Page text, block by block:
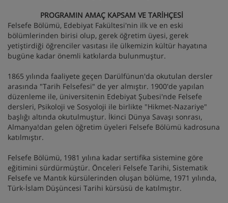
PROGRAMIN AMAÇ KAPSAM VE TARİHÇESİ
Felsefe Bölümü, Edebiyat Fakültesi'nin ilk ve en eski
bölümlerinden birisi olup, gerek öğretim üyesi, gerek
yetiştirdiği öğrenciler vasıtası ile ülkemizin kültür hayatına
bugüne kadar önemli katkılarda bulunmuştur.
1865 yılında faaliyete geçen Darülfünun'da okutulan dersler
arasında "Tarih Felsefesi" de yer almıştır. 1900'de yapılan
düzenleme ile, üniversitenin Edebiyat Şubesi'nde Felsefe
dersleri, Psikoloji ve Sosyoloji ile birlikte "Hikmet-Nazariye"
başlığı altında okutulmuştur. İkinci Dünya Savaşı sonrası,
Almanya!dan gelen öğretim üyeleri Felsefe Bölümü kadrosuna
katılmıştır.
Felsefe Bölümü, 1981 yılına kadar sertifika sistemine göre
eğitimini sürdürmüştür. Önceleri Felsefe Tarihi, Sistematik
Felsefe ve Mantık kürsülerinden oluşan bölüme, 1971 yılında,
Türk-İslam Düşüncesi Tarihi kürsüsü de katılmıştır.